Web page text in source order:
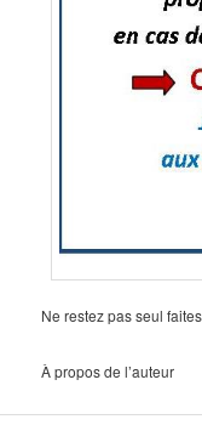
Ne restez pas seul
À propos de l’auteur